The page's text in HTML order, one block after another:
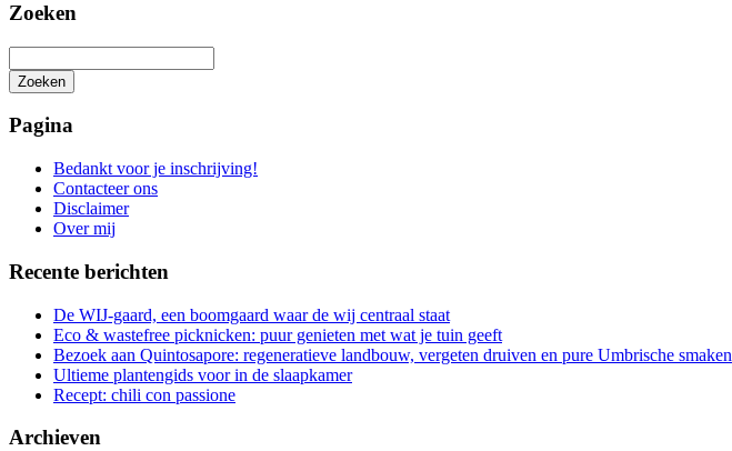
Zoeken
Zoeken
zoeken
Pagina
Bedankt voor je inschrijving!
Contacteer ons
Disclaimer
Over mij
Recente berichten
De WIJ-gaard, een boomgaard waar de wij centraal staat
Eco & wastefree picknicken: puur genieten met wat je tuin geeft
Bezoek aan Quintosapore: regeneratieve landbouw, vergeten druiven en pure Umbrische smaken
Ultieme plantengids voor in de slaapkamer
Recept: chili con passione
Archieven